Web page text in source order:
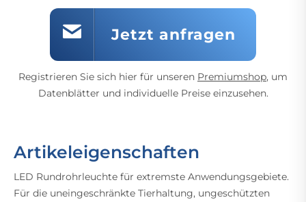
Jetzt anfragen
Registrieren Sie sich hier für unseren Premiumshop, um
Datenblätter und individuelle Preise einzusehen.
Artikeleigenschaften
LED Rundrohrleuchte für extremste Anwendungsgebiete.
Für die uneingeschränkte Tierhaltung, ungeschützten